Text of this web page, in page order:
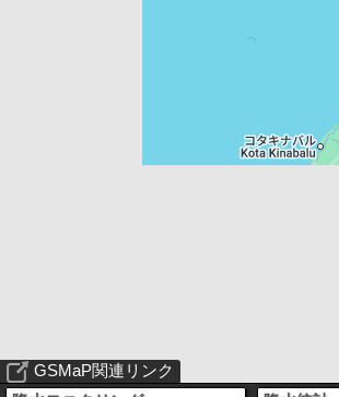
GSMaP関連リンク